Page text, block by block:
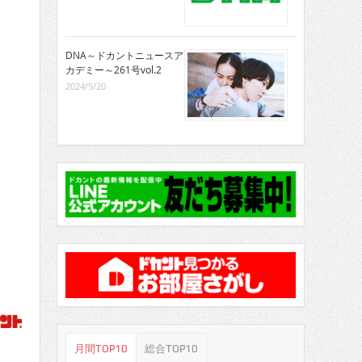
DNA～ドカントニュースア
カデミー～261号vol.2
2024/5/20
月間TOP10 総合TOP10